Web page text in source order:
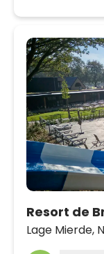
Resort de
Lage Mierde,